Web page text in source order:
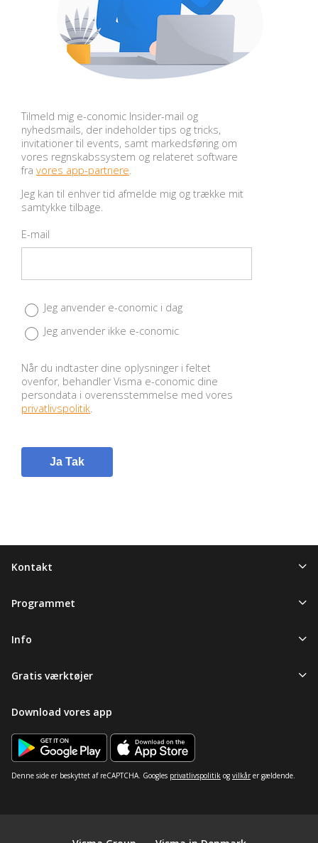
Tilmeld mig e-conomic Insider-mail og
nyhedsmails, der indeholder tips og tricks,
invitationer til events, samt markedsføring om
vores regnskabssystem og relateret software
fra vores app-partnere
Jeg kan til enhver tid afmelde mig og trække mit
samtykke tilbage.
E-mail
Jeg anvender e-conomic i dag
Jeg anvender ikke e-conomic
Når du indtaster dine oplysninger i feltet
ovenfor, behandler Visma e-conomic dine
persondata i overensstemmelse med vores
privatlivspolitik.
Kontakt
Programmet
Info
Gratis værktøjer
Download vores app
Denne side er beskyttet af reCAPTCHA. Googles privatlivspolitik og vilkår er gældende.